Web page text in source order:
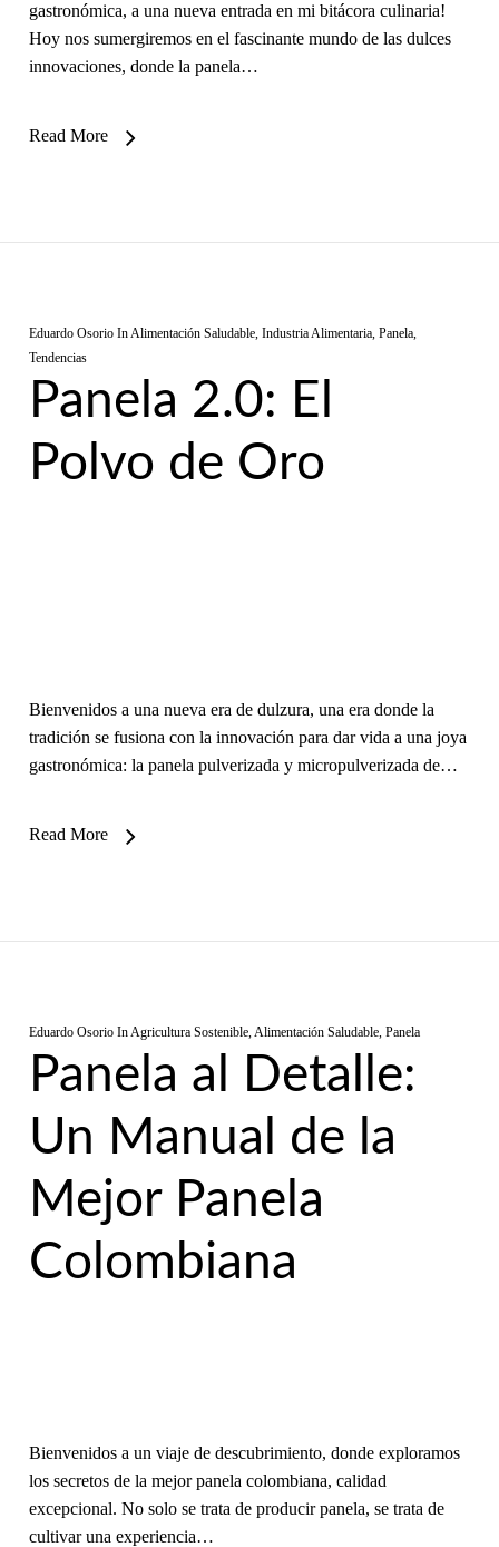
gastronómica, a una nueva entrada en mi bitácora culinaria!
Hoy nos sumergiremos en el fascinante mundo de las dulces
innovaciones, donde la panela…
Read More
Eduardo Osorio InAlimentación Saludable, Industria Alimentaria, Panela,
Tendencias
Panela 2.0: El
Polvo de Oro
Bienvenidos a una nueva era de dulzura, una era donde la
tradición se fusiona con la innovación para dar vida a una joya
gastronómica: la panela pulverizada y micropulverizada de…
Read More
Eduardo Osorio InAgricultura Sostenible,Alimentación Saludable, Panela
Panela al Detalle:
Un Manual de la
Mejor Panela
Colombiana
Bienvenidos a un viaje de descubrimiento, donde exploramos
los secretos de la mejor panela colombiana, calidad
excepcional. No solo se trata de producir panela, se trata de
cultivar una experiencia…